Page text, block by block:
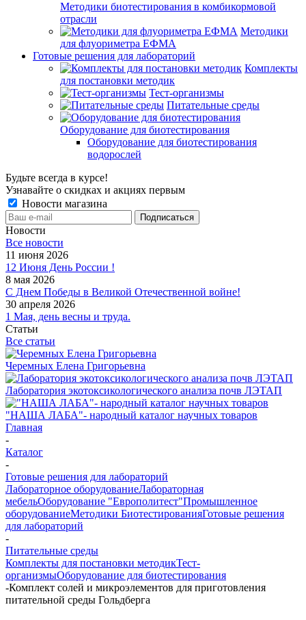
Методики биотестирования в комбикормовой
отрасли
Методики
для флуориметра ЕФМА
Готовые решения для лабораторий
Комплекты
для постановки методик
Тест-организмы
Питательные среды
Оборудование для биотестирования
Оборудование для биотестирования
водорослей
Будьте всегда в курсе!
Узнавайте о скидках и акциях первым
Новости магазина
Новости
Все новости
11 июня 2026
12 Июня День России !
8 мая 2026
С Днем Победы в Великой Отечественной войне!
30 апреля 2026
1 Мая, день весны и труда.
Статьи
Все статьи
Черемных Елена Григорьевна
Лаборатория экотоксикологического анализа почв ЛЭТАП
"НАША ЛАБА"- народный каталог научных товаров
Главная
-
Каталог
-
Готовые решения для лабораторий
Лабораторное оборудованиеЛабораторная
мебельОборудование "Европолитест"Промышленное
оборудованиеМетодики БиотестированияГотовые решения
для лабораторий
-
Питательные среды
Комплекты для постановки методикТест-
организмыОборудование для биотестирования
-Комплект солей и микроэлементов для приготовления
питательной среды Гольдберга